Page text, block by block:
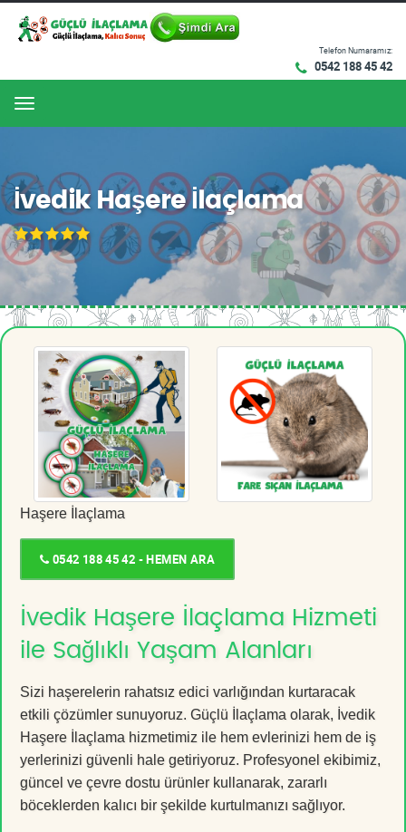
Telefon Numaramız:
0542 188 45 42
Menu
İvedik Haşere İlaçlama
Haşere İlaçlama
0542 188 45 42 - HEMEN ARA
İvedik Haşere İlaçlama Hizmeti
ile Sağlıklı Yaşam Alanları
Sizi haşerelerin rahatsız edici varlığından kurtaracak
etkili çözümler sunuyoruz. Güçlü İlaçlama olarak, İvedik
Haşere İlaçlama hizmetimiz ile hem evlerinizi hem de iş
yerlerinizi güvenli hale getiriyoruz. Profesyonel ekibimiz,
güncel ve çevre dostu ürünler kullanarak, zararlı
böceklerden kalıcı bir şekilde kurtulmanızı sağlıyor.